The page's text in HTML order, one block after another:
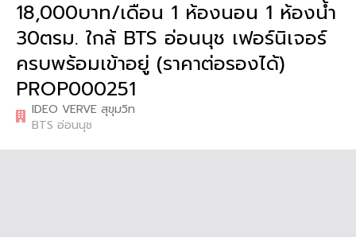
18,000บาท/เดือน 1 ห้องนอน 1 ห้องน้ำ
30ตรม. ใกล้ BTS อ่อนนุช เฟอร์นิเจอร์
ครบพร้อมเข้าอยู่ (ราคาต่อรองได้)
PROP000251
IDEO VERVE สุขุมวิท
BTS อ่อนนุช